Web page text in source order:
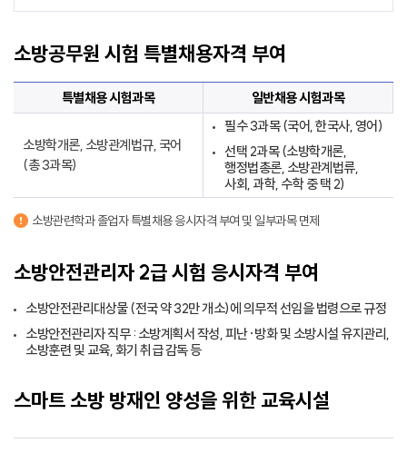
소방공무원 시험 특별채용자격 부여
특별채용 시험과목 일반채용 시험과목
소방학개론, 소방관계법규, 국어
(총 3과목)
필수 3과목 (국어, 한국사, 영어)
선택 2과목 (소방학개론,
행정법총론, 소방관계법류,
사회, 과학, 수학 중 택 2)
소방관련학과 졸업자 특별채용 응시자격 부여 및 일부과목 면제
소방안전관리자 2급 시험 응시자격 부여
소방안전관리대상물 (전국 약 32만 개소)에 의무적 선임을 법령으로 규정
소방안전관리자 직무 : 소방계획서 작성, 피난·방화 및 소방시설 유지관리,
소방훈련 및 교육, 화기 취급 감독 등
스마트 소방 방재인 양성을 위한 교육시설